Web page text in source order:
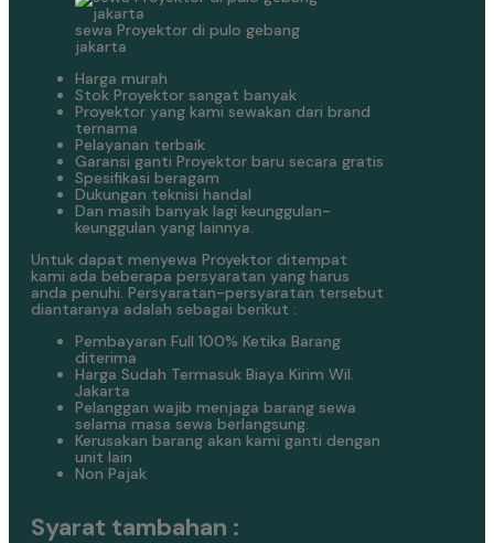
sewa Proyektor di pulo gebang
jakarta
Harga murah
Stok Proyektor sangat banyak
Proyektor yang kami sewakan dari brand
ternama
Pelayanan terbaik
Garansi ganti Proyektor baru secara gratis
Spesifikasi beragam
Dukungan teknisi handal
Dan masih banyak lagi keunggulan-
keunggulan yang lainnya.
Untuk dapat menyewa Proyektor ditempat
kami ada beberapa persyaratan yang harus
anda penuhi. Persyaratan-persyaratan tersebut
diantaranya adalah sebagai berikut :
Pembayaran Full 100% Ketika Barang
diterima
Harga Sudah Termasuk Biaya Kirim Wil.
Jakarta
Pelanggan wajib menjaga barang sewa
selama masa sewa berlangsung.
Kerusakan barang akan kami ganti dengan
unit lain
Non Pajak
Syarat tambahan :